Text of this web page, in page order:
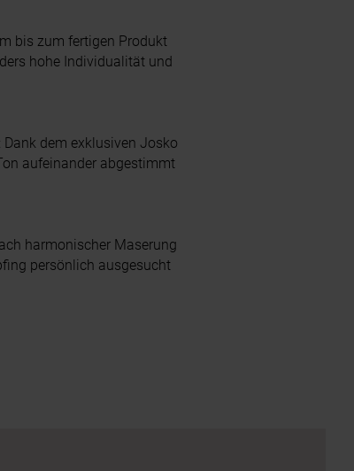
bis zum fertigen Produkt
hohe Individualität und
dem exklusiven Josko
aufeinander abgestimmt
harmonischer Maserung
persönlich ausgesucht